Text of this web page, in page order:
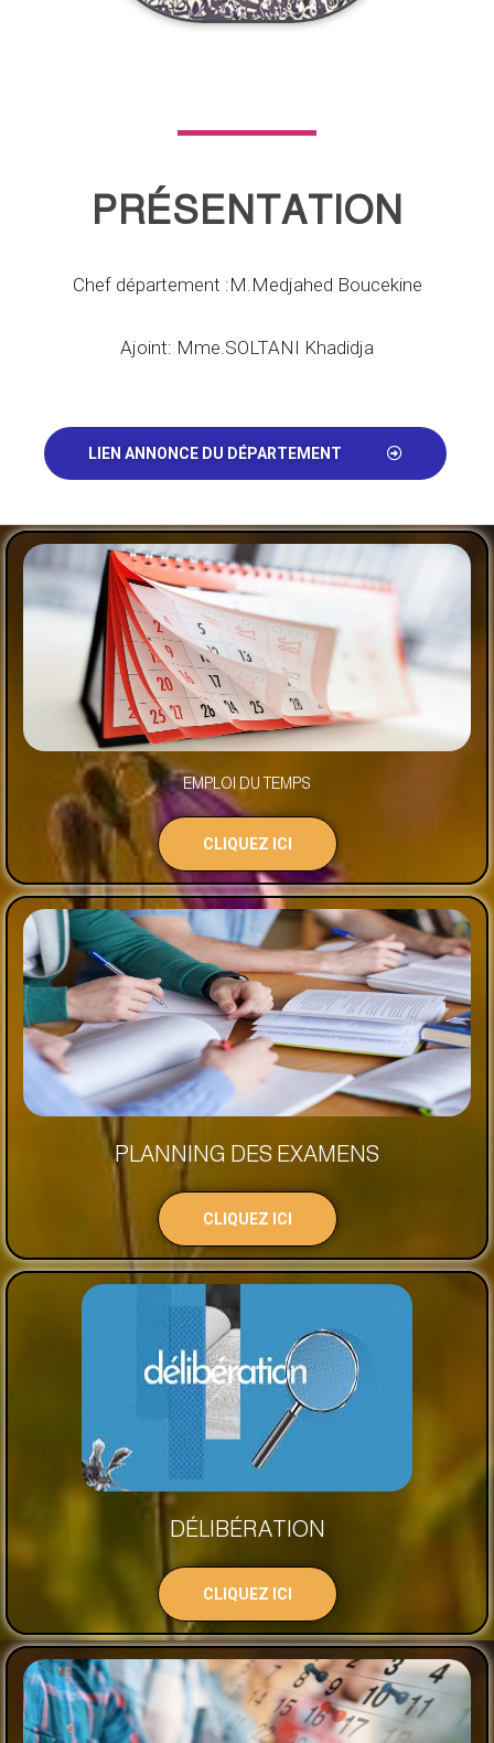
PRÉSENTATION
Chef département :M.Medjahed Boucekine
Ajoint: Mme.SOLTANI Khadidja
LIEN ANNONCE DU DÉPARTEMENT
EMPLOI DU TEMPS
CLIQUEZ ICI
PLANNING DES EXAMENS
CLIQUEZ ICI
DÉLIBÉRATION
CLIQUEZ ICI